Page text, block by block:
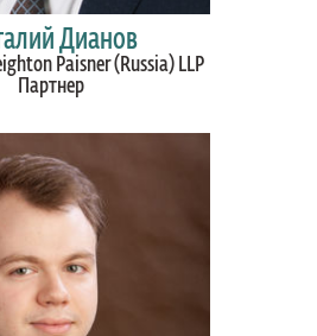
Дианов
Paisner (Russia) LLP
Партнер